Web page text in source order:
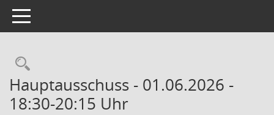
Toggle navigation
Rechercheauswahl
Hauptausschuss - 01.06.2026 -
18:30-20:15 Uhr